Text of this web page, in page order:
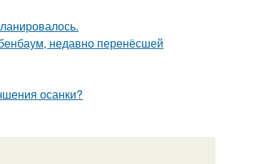
недавно перенёсшей
осанки?